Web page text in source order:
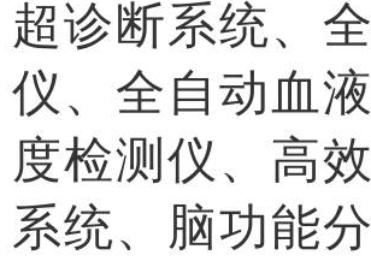
超诊断系统、
仪、全自动血
度检测仪、高
系统、脑功能